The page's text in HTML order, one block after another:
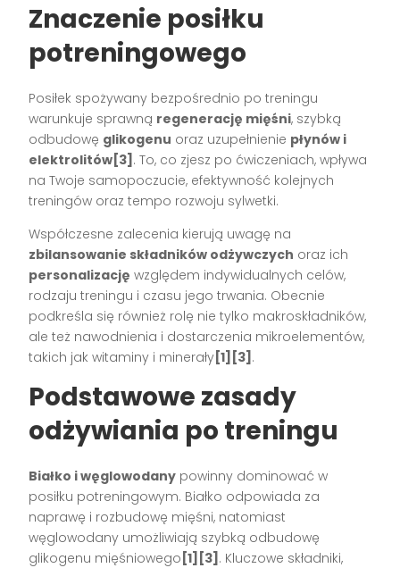
Znaczenie posiłku
potreningowego
Posiłek spożywany bezpośrednio po treningu
warunkuje sprawną regenerację mięśni, szybką
odbudowę glikogenu oraz uzupełnienie płynów i
elektrolitów [3] . To, co zjesz po ćwiczeniach, wpływa
na Twoje samopoczucie, efektywność kolejnych
treningów oraz tempo rozwoju sylwetki.
Współczesne zalecenia kierują uwagę na
zbilansowanie składników odżywczych oraz ich
personalizację względem indywidualnych celów,
rodzaju treningu i czasu jego trwania. Obecnie
podkreśla się również rolę nie tylko makroskładników,
ale też nawodnienia i dostarczenia mikroelementów,
takich jak witaminy i minerały [1][3] .
Podstawowe zasady
odżywiania po treningu
Białko i węglowodany powinny dominować w
posiłku potreningowym. Białko odpowiada za
naprawę i rozbudowę mięśni, natomiast
węglowodany umożliwiają szybką odbudowę
glikogenu mięśniowego [1][3] . Kluczowe składniki,